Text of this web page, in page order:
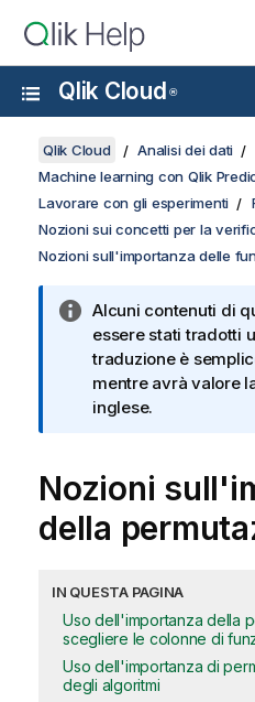
Qlik Cloud ®
Qlik Cloud
Analisi dei dati
Machine learning con Qlik
Lavorare con gli esperimenti
Nozioni sui concetti per la
Nozioni sull'importanza delle
Alcuni contenuti di
essere stati tradotti
traduzione è
mentre avrà valore
inglese.
Nozioni
della
IN QUESTA PAGINA
Uso dell'importanza della
scegliere le colonne di
Uso dell'importanza di
degli algoritmi